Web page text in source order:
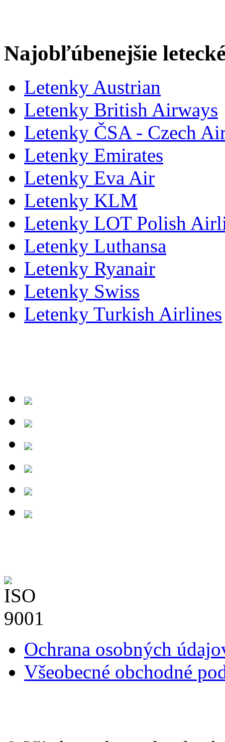
Najobľúbenejšie
Letenky Austrian
Letenky British Airways
Letenky ČSA - Czech
Letenky Emirates
Letenky Eva Air
Letenky KLM
Letenky LOT Polish
Letenky Luthansa
Letenky Ryanair
Letenky Swiss
Letenky Turkish Airlines
Ochrana osobných
Všeobecné obchodné